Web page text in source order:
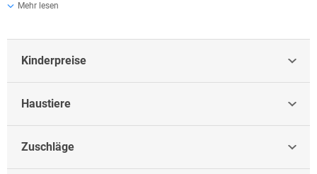
Entdecken Sie Thüringens Städte: Gotha (ca. 20 km) Oberhof ( ca. 28
thür - Miniaturpark in Ruhla, Meeresaquarium in Zella-Mehlis, Tabbs -
Mehr lesen
Kinderpreise
Haustiere
Zuschläge